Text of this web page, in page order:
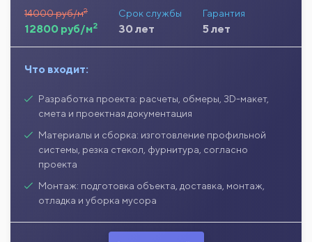
14000 руб/м2
12800 руб/м2
Срок службы
30 лет
Гарантия
5 лет
Что входит:
Разработка проекта: расчеты, обмеры, 3D-макет,
смета и проектная документация
Материалы и сборка: изготовление профильной
системы, резка стекол, фурнитура, согласно
проекта
Монтаж: подготовка объекта, доставка, монтаж,
отладка и уборка мусора